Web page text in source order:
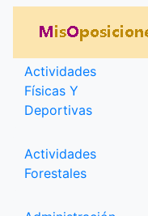
Categorías
Actividades
Físicas Y
Deportivas
Actividades
Forestales